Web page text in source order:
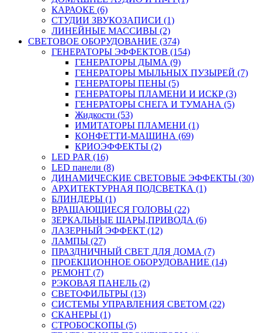
КАРАОКЕ (6)
СТУДИИ ЗВУКОЗАПИСИ (1)
ЛИНЕЙНЫЕ МАССИВЫ (2)
СВЕТОВОЕ ОБОРУДОВАНИЕ (374)
ГЕНЕРАТОРЫ ЭФФЕКТОВ (154)
ГЕНЕРАТОРЫ ДЫМА (9)
ГЕНЕРАТОРЫ МЫЛЬНЫХ ПУЗЫРЕЙ (7)
ГЕНЕРАТОРЫ ПЕНЫ (5)
ГЕНЕРАТОРЫ ПЛАМЕНИ И ИСКР (3)
ГЕНЕРАТОРЫ СНЕГА И ТУМАНА (5)
Жидкости (53)
ИМИТАТОРЫ ПЛАМЕНИ (1)
КОНФЕТТИ-МАШИНА (69)
КРИОЭФФЕКТЫ (2)
LED PAR (16)
LED панели (8)
ДИНАМИЧЕСКИЕ СВЕТОВЫЕ ЭФФЕКТЫ (30)
АРХИТЕКТУРНАЯ ПОДСВЕТКА (1)
БЛИНДЕРЫ (1)
ВРАЩАЮЩИЕСЯ ГОЛОВЫ (22)
ЗЕРКАЛЬНЫЕ ШАРЫ,ПРИВОДА (6)
ЛАЗЕРНЫЙ ЭФФЕКТ (12)
ЛАМПЫ (27)
ПРАЗДНИЧНЫЙ СВЕТ ДЛЯ ДОМА (7)
ПРОЕКЦИОННОЕ ОБОРУДОВАНИЕ (14)
РЕМОНТ (7)
РЭКОВАЯ ПАНЕЛЬ (2)
СВЕТОФИЛЬТРЫ (13)
СИСТЕМЫ УПРАВЛЕНИЯ СВЕТОМ (22)
СКАНЕРЫ (1)
СТРОБОСКОПЫ (5)